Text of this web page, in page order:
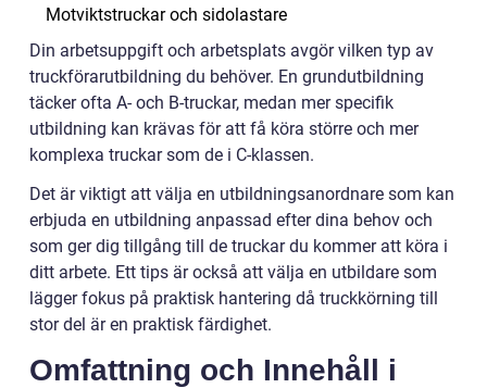
Motviktstruckar och sidolastare
Din arbetsuppgift och arbetsplats avgör vilken typ av
truckförarutbildning du behöver. En grundutbildning
täcker ofta A- och B-truckar, medan mer specifik
utbildning kan krävas för att få köra större och mer
komplexa truckar som de i C-klassen.
Det är viktigt att välja en utbildningsanordnare som kan
erbjuda en utbildning anpassad efter dina behov och
som ger dig tillgång till de truckar du kommer att köra i
ditt arbete. Ett tips är också att välja en utbildare som
lägger fokus på praktisk hantering då truckkörning till
stor del är en praktisk färdighet.
Omfattning och Innehåll i